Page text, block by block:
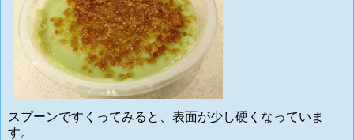
スプーンですくってみると、表面が少し硬くなっていま
す。